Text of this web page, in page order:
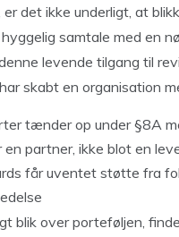
er det ikke underligt, at
samtale med en
levende tilgang til
skabt en organisation
tænder op under §8A
en partner, ikke blot en
får uventet støtte fra
blik over porteføljen,